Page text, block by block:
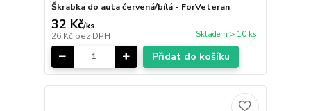
Škrabka do auta červená/bílá - ForVeteran
32 Kč/ks
26 Kč bez DPH Skladem > 10 ks
Přidat do košíku